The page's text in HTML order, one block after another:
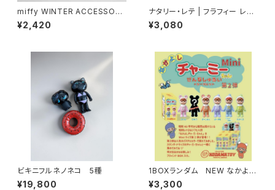
miffy WINTER ACCESSORY
S MINI ダイカットニット帽チャ
ーム ミッフィー
¥2,420
ナタリー・レテ | フラフィー レク
タングル トートバッグ コアラ | Fl
uffy Rectangle tote bag K
¥3,080
ビキニフルネノネコ 5種
¥19,800
1BOXランダム NEW なかよし
チャーミーちゃんMini第2弾
¥3,300